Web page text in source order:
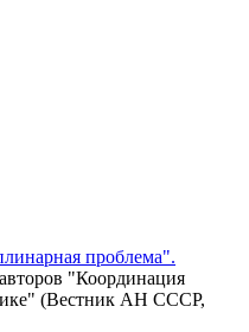
проблема".
"Координация
(Вестник АН СССР,